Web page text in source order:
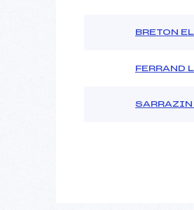
BRETON
FERRAND
SARRAZIN